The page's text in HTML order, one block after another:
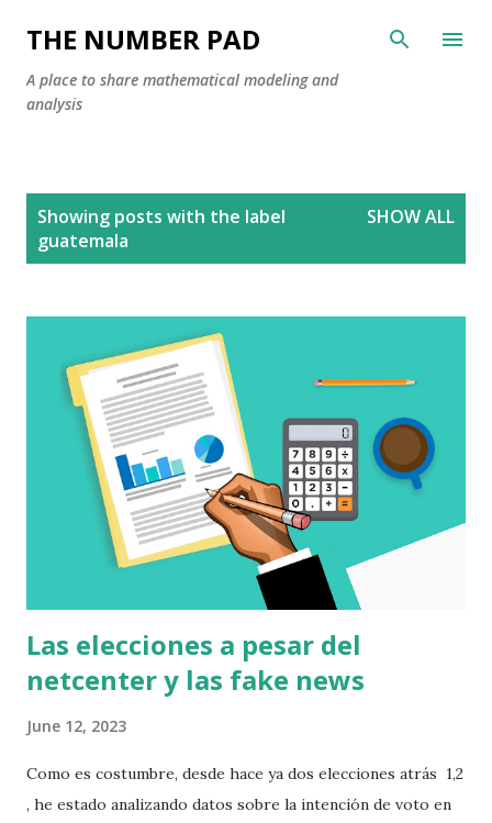
Skip to main content
THE NUMBER PAD
A place to share mathematical modeling and
analysis
Showing posts with the label
guatemala
SHOW ALL
Las elecciones a pesar del
netcenter y las fake news
June 12, 2023
Como es costumbre, desde hace ya dos elecciones atrás 1,2
, he estado analizando datos sobre la intención de voto en